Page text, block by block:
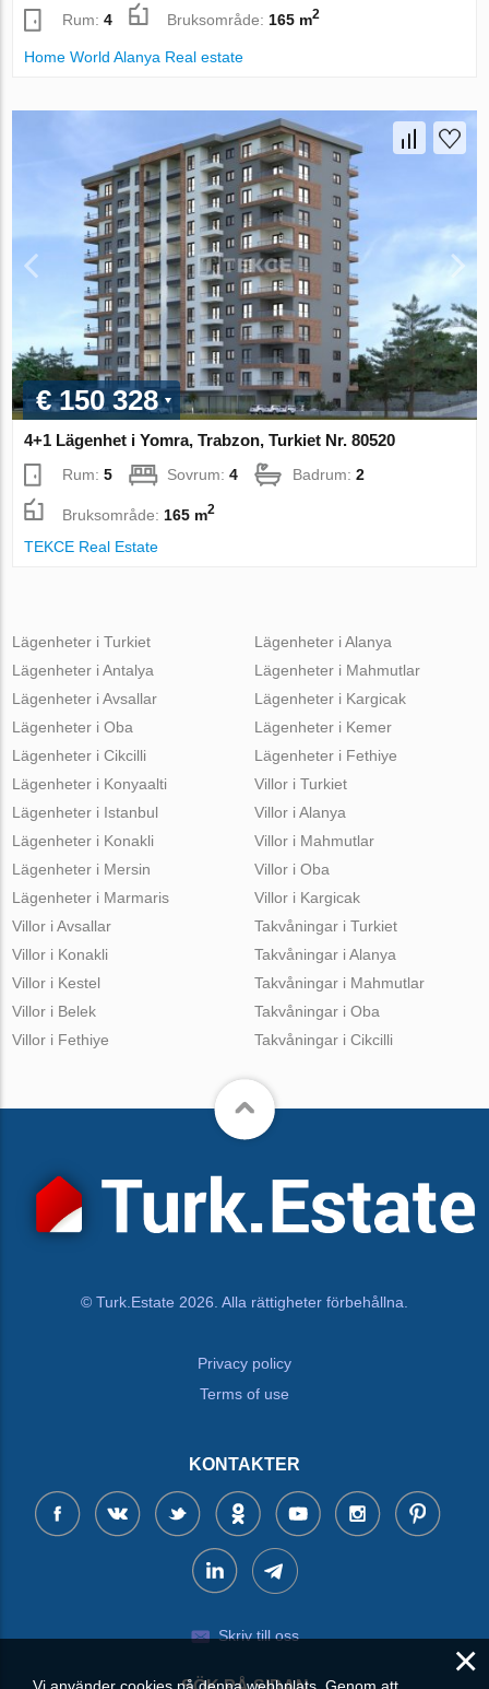
Rum:4 Bruksområde: 165 m2
Home World Alanya Real estate
€ 150 328
4+1 Lägenhet i Yomra, Trabzon, Turkiet Nr. 80520
Rum:5 Sovrum:4 Badrum:2
Bruksområde: 165 m2
TEKCE Real Estate
Lägenheter i Turkiet
Lägenheter i Antalya
Lägenheter i Avsallar
Lägenheter i Oba
Lägenheter i Cikcilli
Lägenheter i Alanya
Lägenheter i Mahmutlar
Lägenheter i Kargicak
Lägenheter i Kemer
Lägenheter i Fethiye
Lägenheter i Konyaalti
Lägenheter i Istanbul
Lägenheter i Konakli
Lägenheter i Mersin
Lägenheter i Marmaris
Villor i Turkiet
Villor i Alanya
Villor i Mahmutlar
Villor i Oba
Villor i Kargicak
Villor i Avsallar
Villor i Konakli
Villor i Kestel
Villor i Belek
Villor i Fethiye
Takvåningar i Turkiet
Takvåningar i Alanya
Takvåningar i Mahmutlar
Takvåningar i Oba
Takvåningar i Cikcilli
© Turk.Estate 2026. Alla rättigheter förbehållna.
Privacy policy
Terms of use
KONTAKTER
Skriv till oss
×